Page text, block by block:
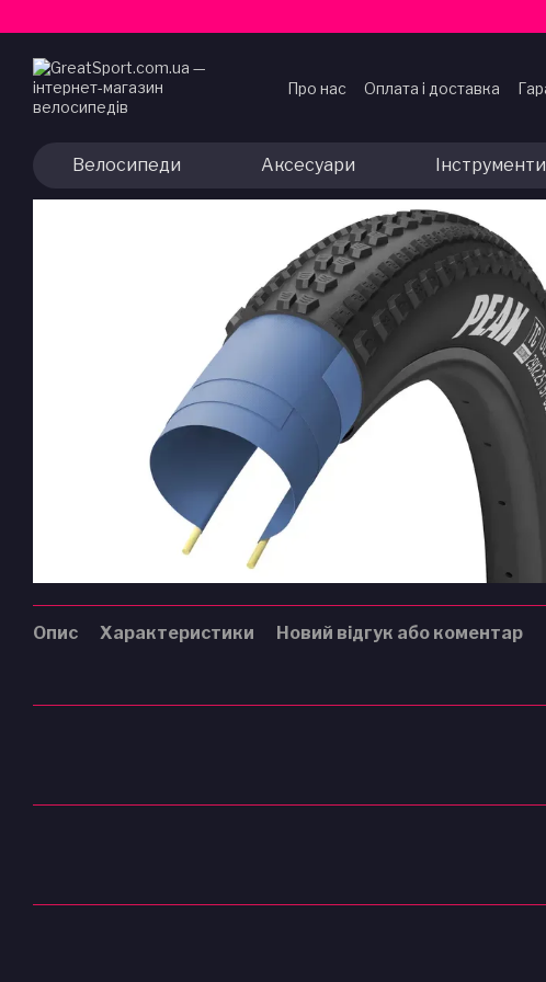
Про нас Оплата і доставка
Велосипеди Аксесуари
Опис Характеристики Новий відгук або коментар